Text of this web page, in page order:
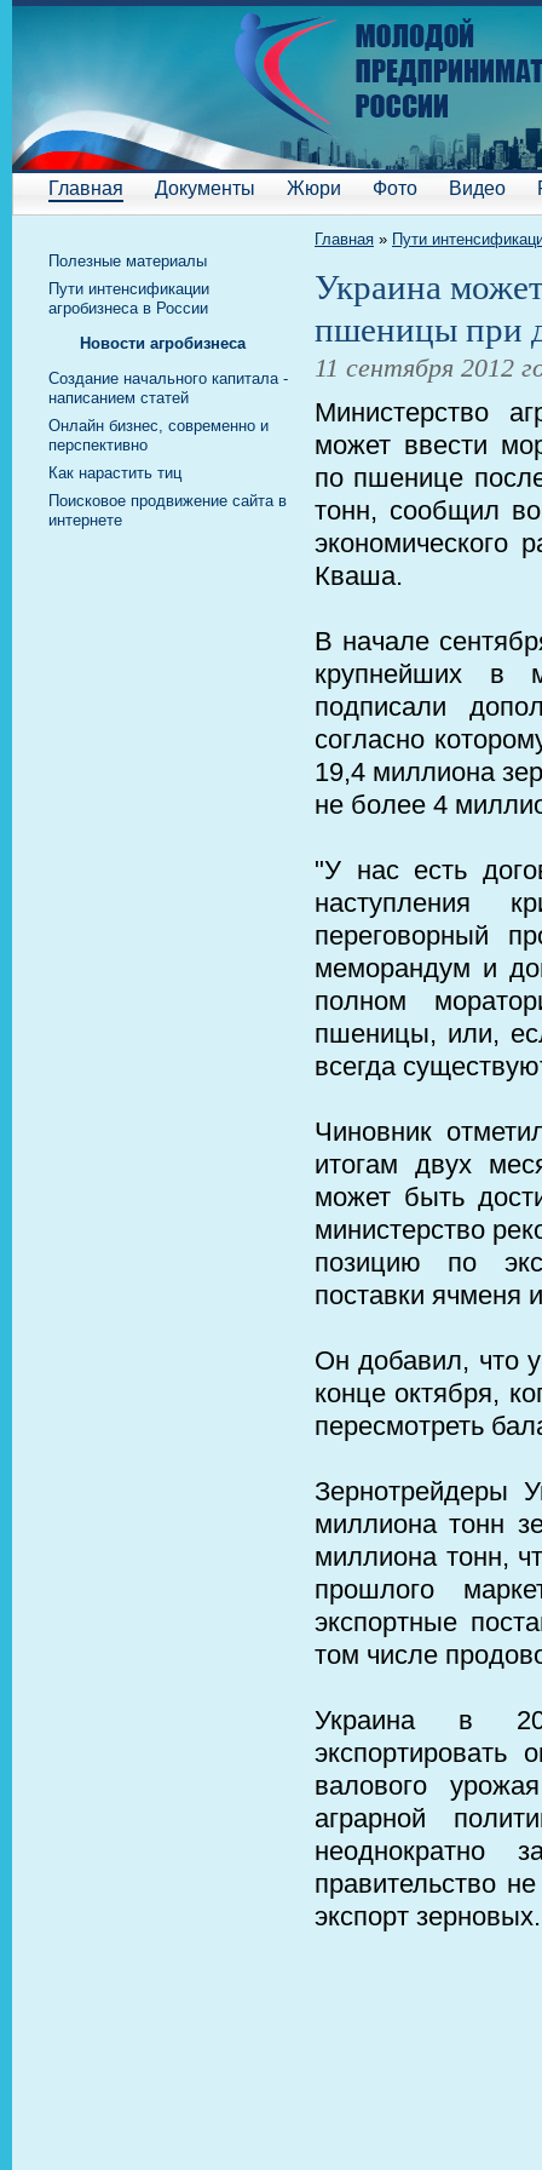
Главная Документы Жюри Фото Видео
Главная » Пути
Украина
пшеницы при
11 сентября 2012
Министерство
может ввести
по пшенице
тонн, сообщил
экономического
Кваша.
В начале
крупнейших в
подписали
согласно
19,4 миллиона
не более 4
"У нас есть
наступления
переговорный
меморандум и
полном
пшеницы, или,
всегда
Чиновник
итогам двух
может быть
министерство
позицию по
поставки ячменя
Он добавил, что
конце октября,
пересмотреть
Зернотрейдеры
миллиона тонн
миллиона тонн,
прошлого
экспортные
том числе
Украина в
экспортировать
валового
аграрной
неоднократно
правительство
экспорт зерновых.
Полезные материалы
Пути интенсификации
агробизнеса в России
Новости агробизнеса
Cоздание начального капитала -
написанием статей
Онлайн бизнес, современно и
перспективно
Как нарастить тиц
Поисковое продвижение сайта в
интернете